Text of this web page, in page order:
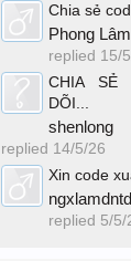
Chia sẻ
Phong Lâm
replied 15/
CHIA SẺ
DÕI...
shenlong
replied 14/5/26
Xin code
ngxlamdntd
replied 5/5/